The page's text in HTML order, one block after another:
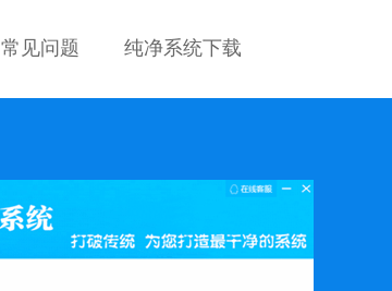
常见问题 纯净系统下载